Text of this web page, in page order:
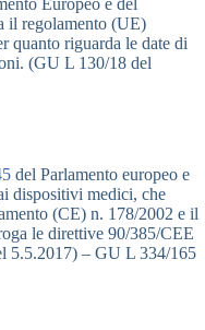
Europeo e del
il regolamento (UE)
quanto riguarda le date di
(GU L 130/18 del
del Parlamento europeo e
dispositivi medici, che
(CE) n. 178/2002 e il
le direttive 90/385/CEE
5.5.2017) – GU L 334/165